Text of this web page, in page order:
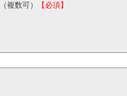
複数可）
【必須】